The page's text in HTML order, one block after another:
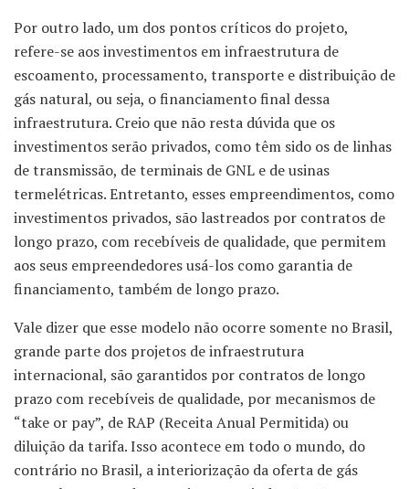
Por outro lado, um dos pontos críticos do projeto,
refere-se aos investimentos em infraestrutura de
escoamento, processamento, transporte e distribuição de
gás natural, ou seja, o financiamento final dessa
infraestrutura. Creio que não resta dúvida que os
investimentos serão privados, como têm sido os de linhas
de transmissão, de terminais de GNL e de usinas
termelétricas. Entretanto, esses empreendimentos, como
investimentos privados, são lastreados por contratos de
longo prazo, com recebíveis de qualidade, que permitem
aos seus empreendedores usá-los como garantia de
financiamento, também de longo prazo.
Vale dizer que esse modelo não ocorre somente no Brasil,
grande parte dos projetos de infraestrutura
internacional, são garantidos por contratos de longo
prazo com recebíveis de qualidade, por mecanismos de
“take or pay”, de RAP (Receita Anual Permitida) ou
diluição da tarifa. Isso acontece em todo o mundo, do
contrário no Brasil, a interiorização da oferta de gás